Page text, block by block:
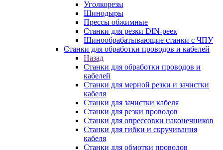
Уголкорезы
Шинодыры
Прессы обжимные
Станки для резки DIN-реек
Шинообрабатывающие станки с ЧПУ
Станки для обработки проводов и кабелей
Назад
Станки для обработки проводов и
кабелей
Станки для мерной резки и зачистки
кабеля
Станки для зачистки кабеля
Станки для резки проводов
Станки для опрессовки наконечников
Станки для гибки и скручивания
кабеля
Станки для обмотки проводов